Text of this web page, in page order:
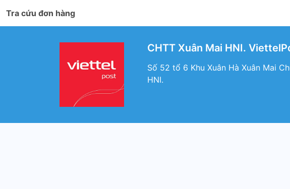
Tra cứu đơn hàng
CHTT Xuân Mai HNI.
Số 52 tổ 6 Khu Xuân Hà Xuân Mai
HNI.